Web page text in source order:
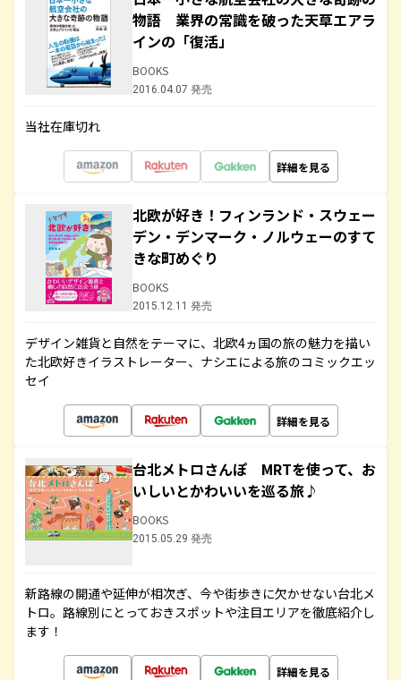
物語 業界の常識を破った天草エアラ
インの「復活」
BOOKS
2016.04.07 発売
当社在庫切れ
詳細を見る
北欧が好き！フィンランド・スウェー
デン・デンマーク・ノルウェーのすて
きな町めぐり
BOOKS
2015.12.11 発売
デザイン雑貨と自然をテーマに、北欧4ヵ国の旅の魅力を描い
た北欧好きイラストレーター、ナシエによる旅のコミックエッ
セイ
詳細を見る
台北メトロさんぽ MRTを使って、お
いしいとかわいいを巡る旅♪
BOOKS
2015.05.29 発売
新路線の開通や延伸が相次ぎ、今や街歩きに欠かせない台北メ
トロ。路線別にとっておきスポットや注目エリアを徹底紹介し
ます！
詳細を見る